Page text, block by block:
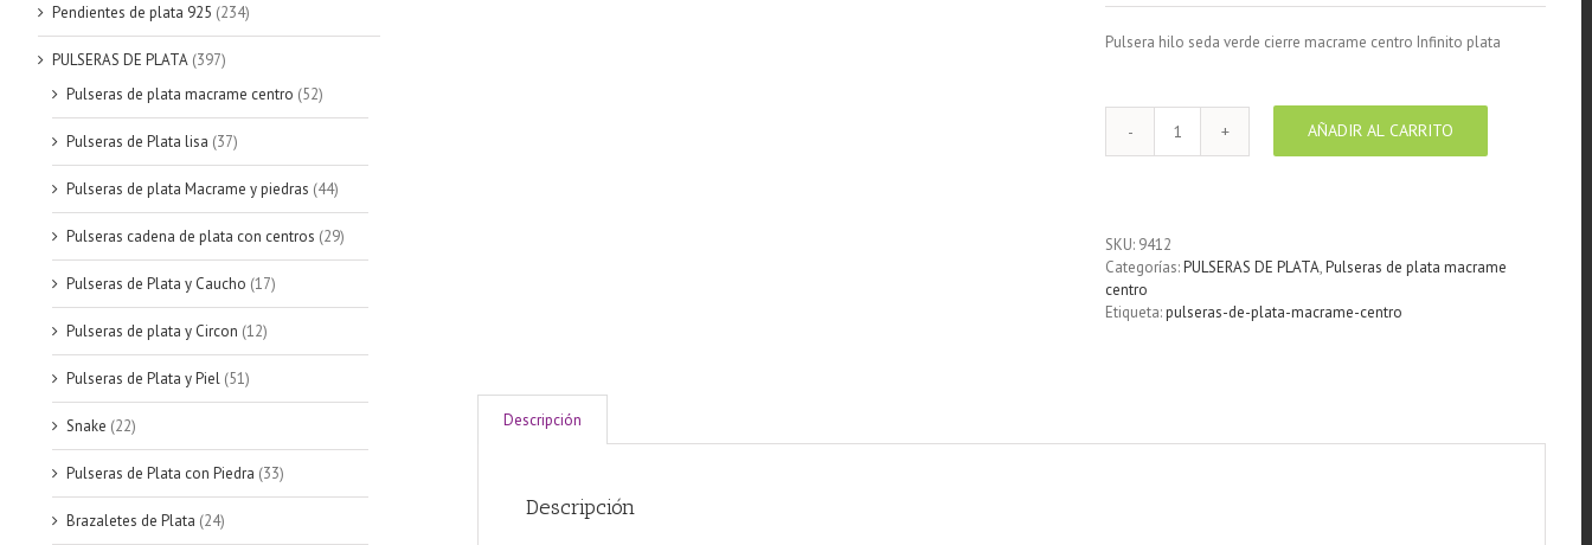
Pulsera hilo seda verde cierre macrame centro Infinito plata
Pulsera
AÑADIR AL CARRITO
SKU: 9412
Categorías:PULSERAS DE PLATA,Pulseras de plata macrame
centro
Etiqueta:pulseras-de-plata-macrame-centro
Descripción
Descripción
Pendientes de plata 925 (234)
PULSERAS DE PLATA (397)
Pulseras de plata macrame centro (52)
Pulseras de Plata lisa (37)
Pulseras de plata Macrame y piedras (44)
Pulseras cadena de plata con centros (29)
Pulseras de Plata y Caucho (17)
Pulseras de plata y Circon (12)
Pulseras de Plata y Piel (51)
Snake (22)
Pulseras de Plata con Piedra (33)
Brazaletes de Plata (24)